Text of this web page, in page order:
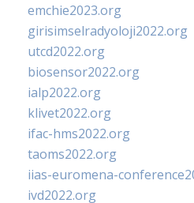
emchie2023.org
girisimselradyoloji2022.org
utcd2022.org
biosensor2022.org
ialp2022.org
klivet2022.org
ifac-hms2022.org
taoms2022.org
iias-euromena-
ivd2022.org